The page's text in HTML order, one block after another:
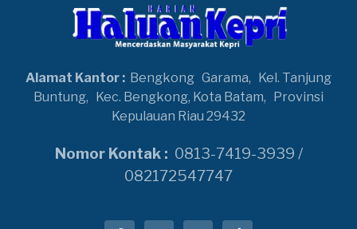
Alamat Kantor : Bengkong Garama, Kel. Tanjung
Buntung, Kec. Bengkong, Kota Batam, Provinsi
Kepulauan Riau 29432
Nomor Kontak : 0813-7419-3939 /
082172547747